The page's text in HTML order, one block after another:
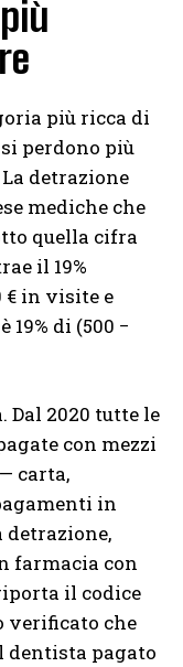
più ricca di
perdono più
detrazione
mediche che
quella cifra
il 19%
€ in visite e
di (500 −
2020 tutte le
con mezzi
carta,
in
farmacia con
il codice
verificato che
dentista pagato